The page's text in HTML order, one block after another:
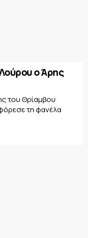
ο Άρης
του Θρίαμβου
τη φανέλα